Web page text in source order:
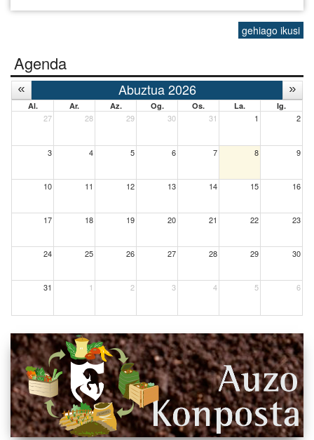
gehiago ikusi
Agenda
Abuztua 2026
Al. Ar. Az. Og. Os. La. Ig.
27 28 29 30 31 1 2
3 4 5 6 7 8 9
10 11 12 13 14 15 16
17 18 19 20 21 22 23
24 25 26 27 28 29 30
31 1 2 3 4 5 6